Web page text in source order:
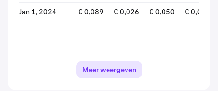
Jan 1, 2024 € 0,089 € 0,026 € 0,050 € 0,070
Meer weergeven